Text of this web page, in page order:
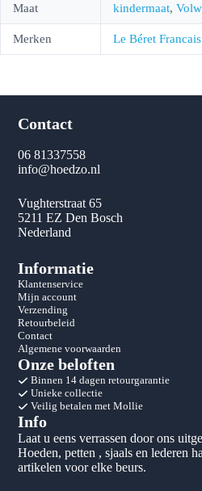
Maat kindermaat,
Merken Le Béret Francais
Contact
06 81337558
info@hoedzo.nl
Vughterstraat 65
5211 EZ Den Bosch
Nederland
Informatie
Klantenservice
Mijn account
Verzending
Retourbeleid
Contact
Algemene voorwaarden
Onze beloften
Binnen 14 dagen retourgarantie
Unieke collectie
Veilig betalen met Mollie
Info
Laat u eens verrassen door ons
Hoeden, petten , sjaals en lederen
artikelen voor elke beurs.